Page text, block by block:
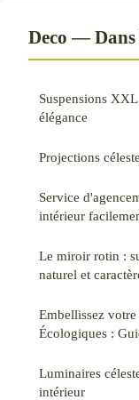
Deco —
Suspensions
élégance
Projections
Service
intérieur
Le miroir rotin :
naturel et
Embellissez
Écologiques :
Luminaires
intérieur